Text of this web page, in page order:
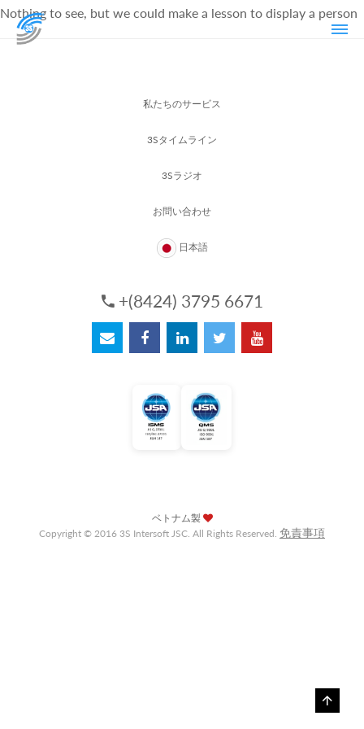
Nothing to see, but we could make a lesson to display a person
私たちのサービス
3Sタイムライン
3Sラジオ
お問い合わせ
日本語
+(8424) 3795 6671
ベトナム製
Copyright © 2016 3S Intersoft JSC. All Rights Reserved. 免責事項